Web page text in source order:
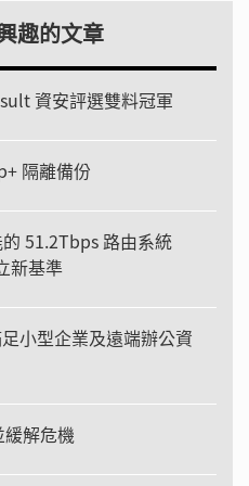
趣的文章
資安評選雙料冠軍
隔離備份
51.2Tbps 路由系統
新基準
小型企業及遠端辦公資
解危機